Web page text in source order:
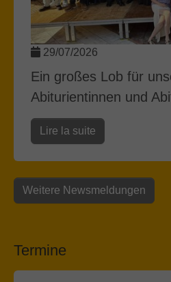
29/07/2026
Ein großes Lob für
Abiturientinnen und
Lire la suite
Weitere Newsmeldungen
Termine